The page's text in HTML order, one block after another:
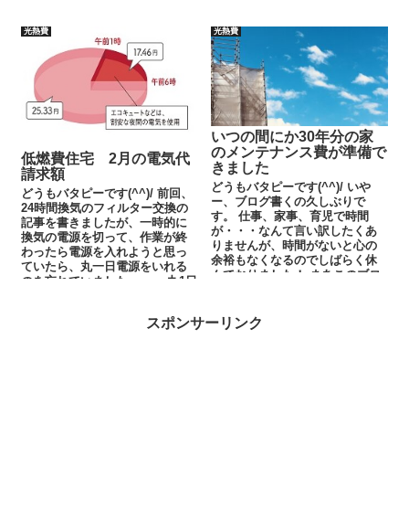
光熱費
低燃費住宅 2月の電気代
請求額
どうもバタピーです(^^)/ 前回、
24時間換気のフィルター交換の
記事を書きましたが、一時的に
換気の電源を切って、作業が終
わったら電源を入れようと思っ
ていたら、丸一日電源をいれる
のを忘れていました。。。 丸1日
光熱費
いつの間にか30年分の家
のメンテナンス費が準備で
きました
どうもバタピーです(^^)/ いや
ー、ブログ書くの久しぶりで
す。 仕事、家事、育児で時間
が・・・なんて言い訳したくあ
りませんが、時間がないと心の
余裕もなくなるのでしばらく休
んでおりました！ まあこのブロ
スポンサーリンク